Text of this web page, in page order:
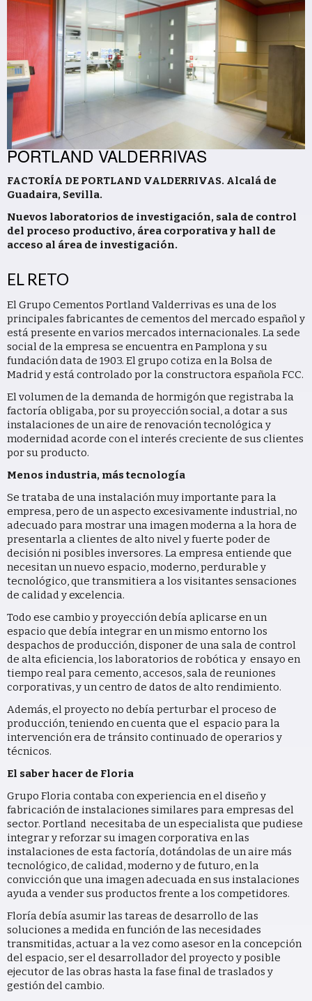
PORTLAND VALDERRIVAS
FACTORÍA DE PORTLAND VALDERRIVAS. Alcalá de
Guadaira, Sevilla.
Nuevos laboratorios de investigación, sala de control
del proceso productivo, área corporativa y hall de
acceso al área de investigación.
EL RETO
El Grupo Cementos Portland Valderrivas es una de los
principales fabricantes de cementos del mercado español y
está presente en varios mercados internacionales. La sede
social de la empresa se encuentra en Pamplona y su
fundación data de 1903. El grupo cotiza en la Bolsa de
Madrid y está controlado por la constructora española FCC.
El volumen de la demanda de hormigón que registraba la
factoría obligaba, por su proyección social, a dotar a sus
instalaciones de un aire de renovación tecnológica y
modernidad acorde con el interés creciente de sus clientes
por su producto.
Menos industria, más tecnología
Se trataba de una instalación muy importante para la
empresa, pero de un aspecto excesivamente industrial, no
adecuado para mostrar una imagen moderna a la hora de
presentarla a clientes de alto nivel y fuerte poder de
decisión ni posibles inversores. La empresa entiende que
necesitan un nuevo espacio, moderno, perdurable y
tecnológico, que transmitiera a los visitantes sensaciones
de calidad y excelencia.
Todo ese cambio y proyección debía aplicarse en un
espacio que debía integrar en un mismo entorno los
despachos de producción, disponer de una sala de control
de alta eficiencia, los laboratorios de robótica y ensayo en
tiempo real para cemento, accesos, sala de reuniones
corporativas, y un centro de datos de alto rendimiento.
Además, el proyecto no debía perturbar el proceso de
producción, teniendo en cuenta que el espacio para la
intervención era de tránsito continuado de operarios y
técnicos.
El saber hacer de Floria
Grupo Floria contaba con experiencia en el diseño y
fabricación de instalaciones similares para empresas del
sector. Portland necesitaba de un especialista que pudiese
integrar y reforzar su imagen corporativa en las
instalaciones de esta factoría, dotándolas de un aire más
tecnológico, de calidad, moderno y de futuro, en la
convicción que una imagen adecuada en sus instalaciones
ayuda a vender sus productos frente a los competidores.
Floría debía asumir las tareas de desarrollo de las
soluciones a medida en función de las necesidades
transmitidas, actuar a la vez como asesor en la concepción
del espacio, ser el desarrollador del proyecto y posible
ejecutor de las obras hasta la fase final de traslados y
gestión del cambio.